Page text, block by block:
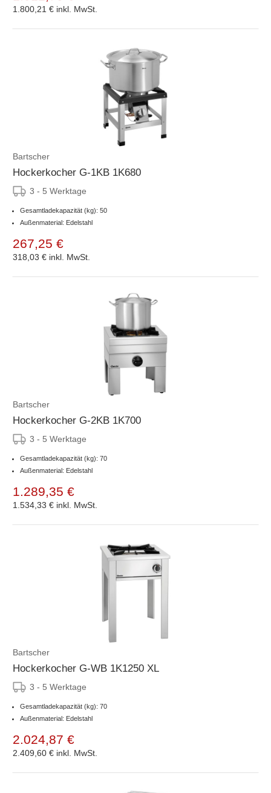
1.800,21 € inkl. MwSt.
Bartscher
Hockerkocher G-1KB 1K680
3 - 5 Werktage
Gesamtladekapazität (kg): 50
Außenmaterial: Edelstahl
267,25 €
318,03 € inkl. MwSt.
Bartscher
Hockerkocher G-2KB 1K700
3 - 5 Werktage
Gesamtladekapazität (kg): 70
Außenmaterial: Edelstahl
1.289,35 €
1.534,33 € inkl. MwSt.
Bartscher
Hockerkocher G-WB 1K1250 XL
3 - 5 Werktage
Gesamtladekapazität (kg): 70
Außenmaterial: Edelstahl
2.024,87 €
2.409,60 € inkl. MwSt.